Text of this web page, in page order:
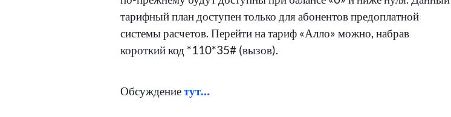
тарифный план доступен только для абонентов предоплатной
системы расчетов. Перейти на тариф «Алло» можно, набрав
короткий код *110*35# (вызов).
Обсуждениетут…